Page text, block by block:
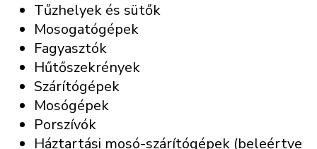
Tűzhelyek és sütők
Mosogatógépek
Fagyasztók
Hűtőszekrények
Szárítógépek
Mosógépek
Porszívók
Háztartási mosó-szárítógépek (beleértve